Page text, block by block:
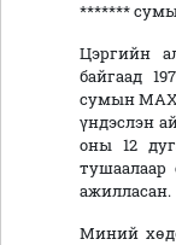
*******
Цэргийн
байгаад
сумын
үндэслэн
оны 12
тушаалаар
ажилласан.
Миний